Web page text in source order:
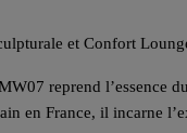
et Confort
reprend l’essence
en France, il incarne